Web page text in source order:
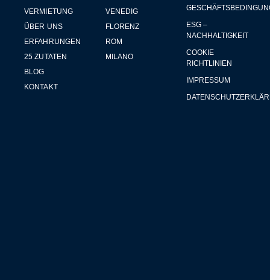
VERMIETUNG
ÜBER UNS
ERFAHRUNGEN
25 ZUTATEN
BLOG
KONTAKT
VENEDIG
FLORENZ
ROM
MILANO
ESG –
NACHHALTIGKEIT
COOKIE
RICHTLINIEN
IMPRESSUM